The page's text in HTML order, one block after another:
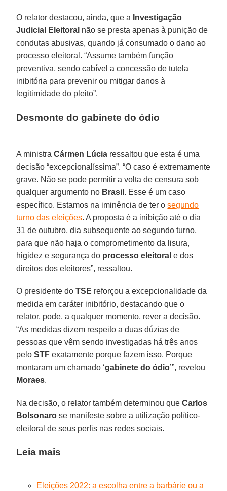
O relator destacou, ainda, que a Investigação
Judicial Eleitoral não se presta apenas à punição de
condutas abusivas, quando já consumado o dano ao
processo eleitoral. “Assume também função
preventiva, sendo cabível a concessão de tutela
inibitória para prevenir ou mitigar danos à
legitimidade do pleito”.
Desmonte do gabinete do ódio
A ministraCármen Lúcia ressaltou que esta é uma
decisão “excepcionalíssima”. “O caso é extremamente
grave. Não se pode permitir a volta de censura sob
qualquer argumento no Brasil . Esse é um caso
específico. Estamos na iminência de ter o segundo
turno das eleições. A proposta é a inibição até o dia
31 de outubro, dia subsequente ao segundo turno,
para que não haja o comprometimento da lisura,
higidez e segurança do processo eleitoral e dos
direitos dos eleitores”, ressaltou.
O presidente doTSE reforçou a excepcionalidade da
medida em caráter inibitório, destacando que o
relator, pode, a qualquer momento, rever a decisão.
“As medidas dizem respeito a duas dúzias de
pessoas que vêm sendo investigadas há três anos
peloSTF exatamente porque fazem isso. Porque
montaram um chamado ‘gabinete do ódio’”, revelou
Moraes.
Na decisão, o relator também determinou que Carlos
Bolsonaro se manifeste sobre a utilização político-
eleitoral de seus perfis nas redes sociais.
Leia mais
Eleições 2022: a escolha entre a barbárie ou a